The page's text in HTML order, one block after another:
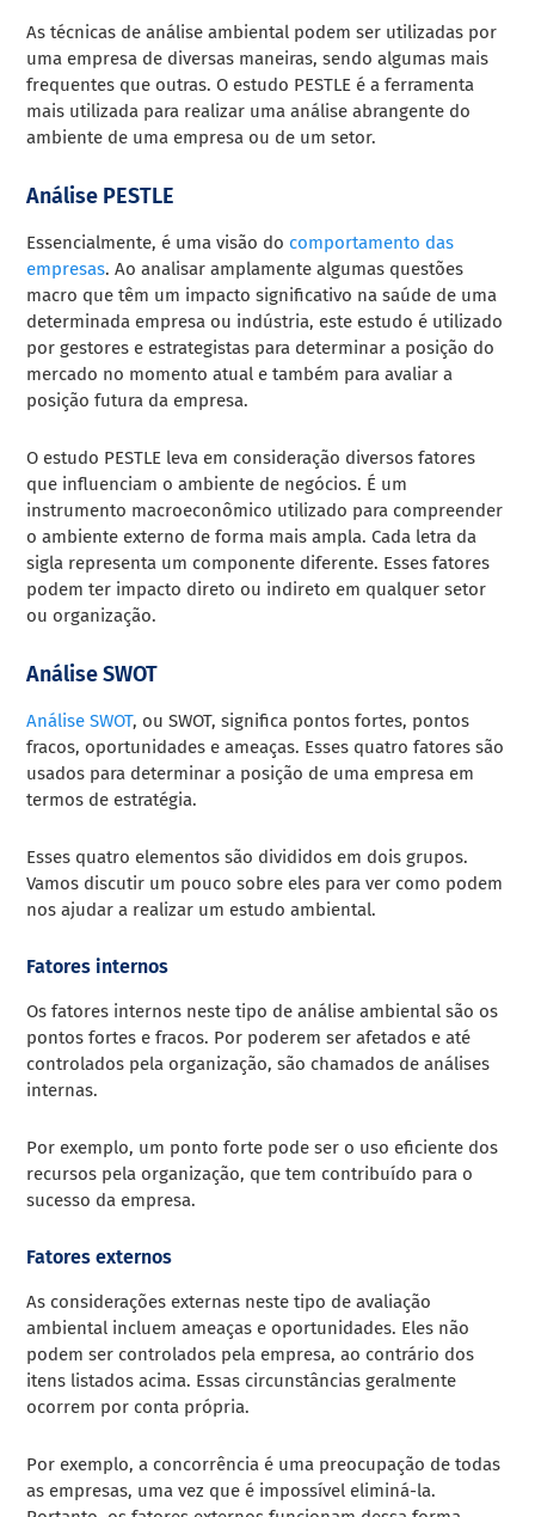
As técnicas de análise ambiental podem ser utilizadas por
uma empresa de diversas maneiras, sendo algumas mais
frequentes que outras. O estudo PESTLE é a ferramenta
mais utilizada para realizar uma análise abrangente do
ambiente de uma empresa ou de um setor.
Análise PESTLE
Essencialmente, é uma visão do comportamento das
empresas. Ao analisar amplamente algumas questões
macro que têm um impacto significativo na saúde de uma
determinada empresa ou indústria, este estudo é utilizado
por gestores e estrategistas para determinar a posição do
mercado no momento atual e também para avaliar a
posição futura da empresa.
O estudo PESTLE leva em consideração diversos fatores
que influenciam o ambiente de negócios. É um
instrumento macroeconômico utilizado para compreender
o ambiente externo de forma mais ampla. Cada letra da
sigla representa um componente diferente. Esses fatores
podem ter impacto direto ou indireto em qualquer setor
ou organização.
Análise SWOT
Análise SWOT, ou SWOT, significa pontos fortes, pontos
fracos, oportunidades e ameaças. Esses quatro fatores são
usados para determinar a posição de uma empresa em
termos de estratégia.
Esses quatro elementos são divididos em dois grupos.
Vamos discutir um pouco sobre eles para ver como podem
nos ajudar a realizar um estudo ambiental.
Fatores internos
Os fatores internos neste tipo de análise ambiental são os
pontos fortes e fracos. Por poderem ser afetados e até
controlados pela organização, são chamados de análises
internas.
Por exemplo, um ponto forte pode ser o uso eficiente dos
recursos pela organização, que tem contribuído para o
sucesso da empresa.
Fatores externos
As considerações externas neste tipo de avaliação
ambiental incluem ameaças e oportunidades. Eles não
podem ser controlados pela empresa, ao contrário dos
itens listados acima. Essas circunstâncias geralmente
ocorrem por conta própria.
Por exemplo, a concorrência é uma preocupação de todas
as empresas, uma vez que é impossível eliminá-la.